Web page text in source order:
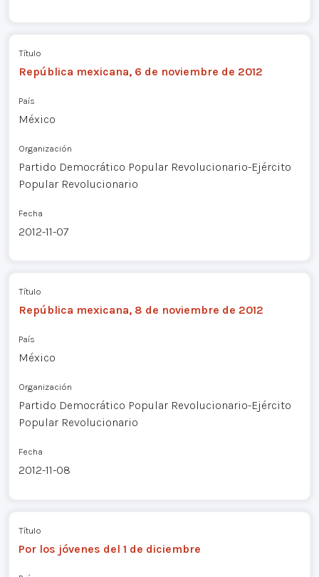
Título
República mexicana, 6 de noviembre de 2012
País
México
Organización
Partido Democrático Popular Revolucionario-Ejército
Popular Revolucionario
Fecha
2012-11-07
Título
República mexicana, 8 de noviembre de 2012
País
México
Organización
Partido Democrático Popular Revolucionario-Ejército
Popular Revolucionario
Fecha
2012-11-08
Título
Por los jóvenes del 1 de diciembre